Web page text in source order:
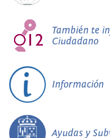
También te
Ciudadano
Información
Ayudas y